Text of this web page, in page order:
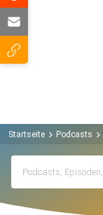
Startseite Podcasts